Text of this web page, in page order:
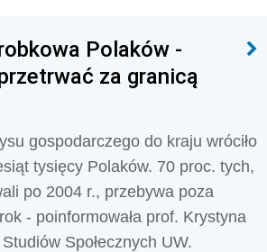
Polaków -
za granicą
gospodarczego do kraju wróciło
tysięcy Polaków. 70 proc. tych,
po 2004 r., przebywa poza
- poinformowała prof. Krystyna
Społecznych UW.